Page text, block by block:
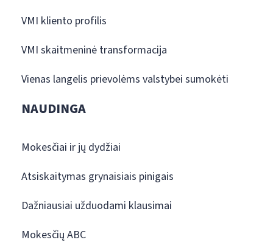
VMI kliento profilis
VMI skaitmeninė transformacija
Vienas langelis prievolėms valstybei sumokėti
NAUDINGA
Mokesčiai ir jų dydžiai
Atsiskaitymas grynaisiais pinigais
Dažniausiai užduodami klausimai
Mokesčių ABC